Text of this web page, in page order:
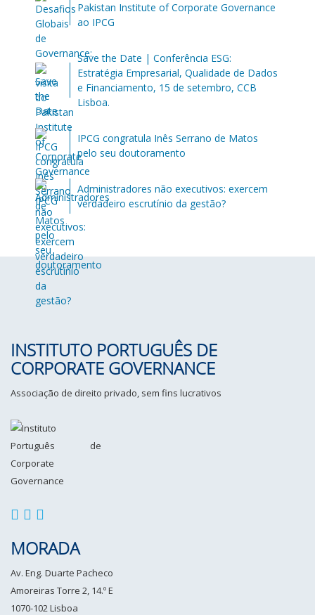
Pakistan Institute of Corporate Governance
ao IPCG
Save the Date | Conferência ESG:
Estratégia Empresarial, Qualidade de Dados
e Financiamento, 15 de setembro, CCB
Lisboa.
IPCG congratula Inês Serrano de Matos
pelo seu doutoramento
Administradores não executivos: exercem
verdadeiro escrutínio da gestão?
INSTITUTO PORTUGUÊS DE
CORPORATE GOVERNANCE
Associação de direito privado, sem fins lucrativos
MORADA
Av. Eng. Duarte Pacheco
Amoreiras Torre 2, 14.º E
1070-102 Lisboa